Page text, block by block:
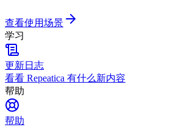
查看使用场景
学习
更新日志
看看 Repeatica 有什么新内容
帮助
帮助